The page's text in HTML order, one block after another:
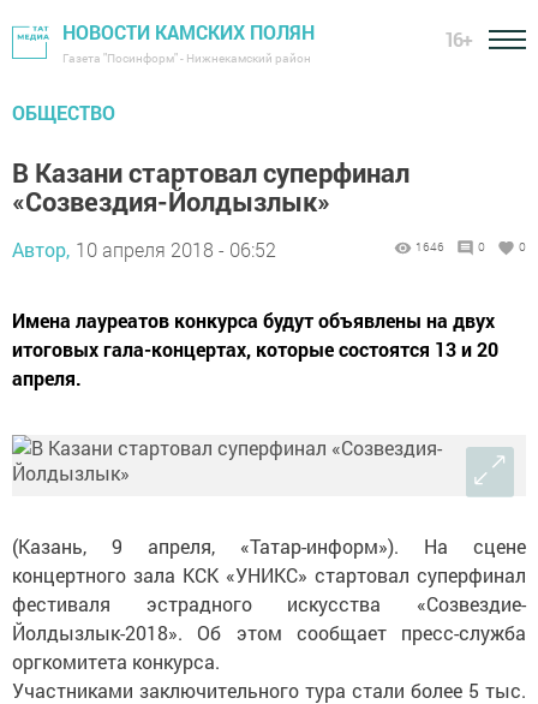
НОВОСТИ КАМСКИХ ПОЛЯН
Газета "Посинформ" - Нижнекамский район
16+
ОБЩЕСТВО
В Казани стартовал суперфинал
«Созвездия-Йолдызлык»
Автор, 10 апреля 2018 - 06:52 1646 0 0
Имена лауреатов конкурса будут объявлены на двух
итоговых гала-концертах, которые состоятся 13 и 20
апреля.
(Казань, 9 апреля, «Татар-информ»). На сцене
концертного зала КСК «УНИКС» стартовал суперфинал
фестиваля эстрадного искусства «Созвездие-
Йолдызлык-2018». Об этом сообщает пресс-служба
оргкомитета конкурса.
Участниками заключительного тура стали более 5 тыс.